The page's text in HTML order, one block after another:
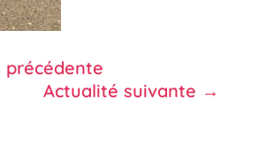
Actualité suivante →